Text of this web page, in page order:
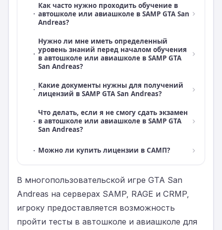
·
Как часто нужно проходить обучение в
автошколе или авиашколе в SAMP GTA San
Andreas?
·
Нужно ли мне иметь определенный
уровень знаний перед началом обучения
в автошколе или авиашколе в SAMP GTA
San Andreas?
· Какие документы нужны для получений
лицензий в SAMP GTA San Andreas?
·
Что делать, если я не смогу сдать экзамен
в автошколе или авиашколе в SAMP GTA
San Andreas?
· Можно ли купить лицензии в САМП?
В многопользовательской игре GTA San
Andreas на серверах SAMP, RAGE и CRMP,
игроку предоставляется возможность
пройти тесты в автошколе и авиашколе для